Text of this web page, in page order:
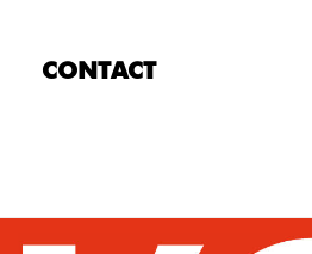
CONTACT